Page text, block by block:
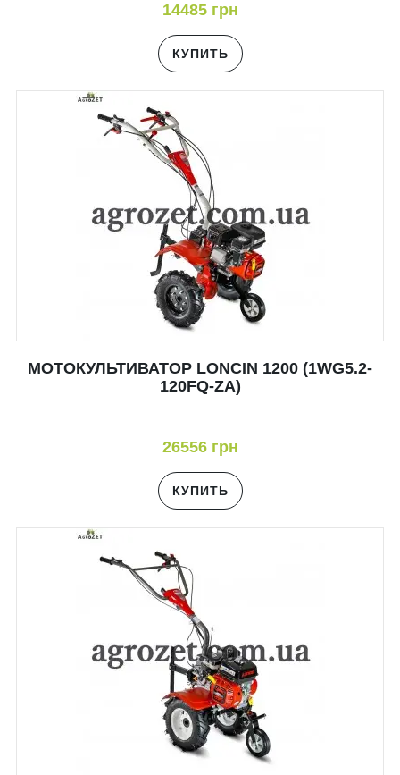
14485 грн
КУПИТЬ
МОТОКУЛЬТИВАТОР LONCIN 1200 (1WG5.2-
120FQ-ZA)
26556 грн
КУПИТЬ